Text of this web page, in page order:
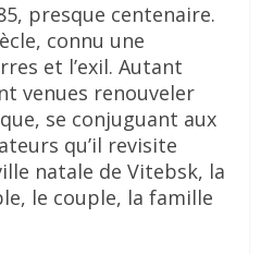
presque centenaire.
connu une
et l’exil. Autant
venues renouveler
se conjuguant aux
qu’il revisite
natale de Vitebsk, la
le couple, la famille